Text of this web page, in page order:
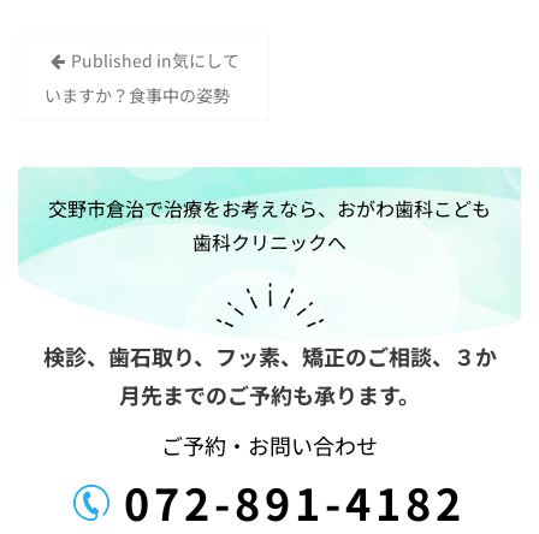
投
稿
ビ
ゲ
ー
シ
ン
Published in気にして
いますか？食事中の姿勢
交野市倉治で治療をお考えなら、おがわ歯科こども
歯科クリニックへ
検診、歯石取り、フッ素、矯正のご相談、 ３か
月先までのご予約も承ります。
ご予約・お問い合わせ
072-891-4182